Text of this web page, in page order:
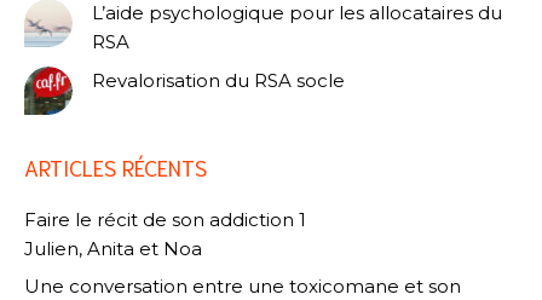
L’aide psychologique pour les allocataires du
RSA
Revalorisation du RSA socle
ARTICLES RÉCENTS
Faire le récit de son addiction 1
Julien, Anita et Noa
Une conversation entre une toxicomane et son